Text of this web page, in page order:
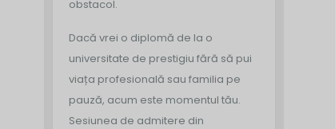
obstacol.
Dacă vrei o diplomă de la o
universitate de prestigiu fără să pui
viața profesională sau familia pe
pauză, acum este momentul tău.
Sesiunea de admitere din